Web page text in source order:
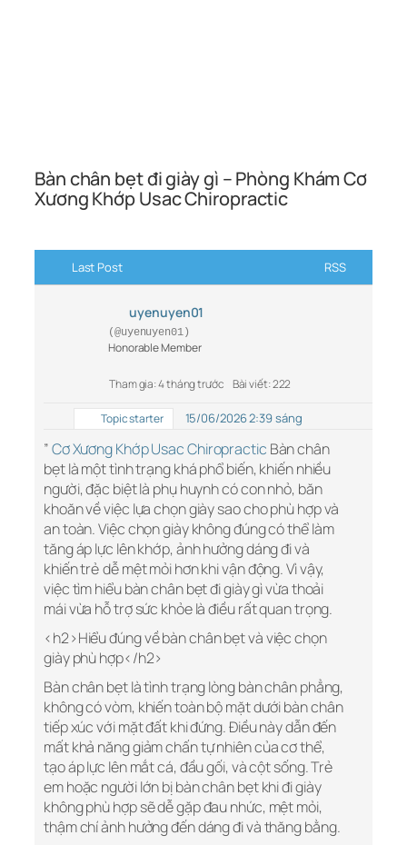
Bàn chân bẹt đi giày gì – Phòng Khám Cơ
Xương Khớp Usac Chiropractic
Last Post RSS
uyenuyen01
(@uyenuyen01)
Honorable Member
Tham gia: 4 tháng trước Bài viết: 222
Topic starter 15/06/2026 2:39 sáng
”Cơ Xương Khớp Usac Chiropractic Bàn chân
bẹt là một tình trạng khá phổ biến, khiến nhiều
người, đặc biệt là phụ huynh có con nhỏ, băn
khoăn về việc lựa chọn giày sao cho phù hợp và
an toàn. Việc chọn giày không đúng có thể làm
tăng áp lực lên khớp, ảnh hưởng dáng đi và
khiến trẻ dễ mệt mỏi hơn khi vận động. Vì vậy,
việc tìm hiểu bàn chân bẹt đi giày gì vừa thoải
mái vừa hỗ trợ sức khỏe là điều rất quan trọng.
<h2>Hiểu đúng về bàn chân bẹt và việc chọn
giày phù hợp</h2>
Bàn chân bẹt là tình trạng lòng bàn chân phẳng,
không có vòm, khiến toàn bộ mặt dưới bàn chân
tiếp xúc với mặt đất khi đứng. Điều này dẫn đến
mất khả năng giảm chấn tự nhiên của cơ thể,
tạo áp lực lên mắt cá, đầu gối, và cột sống. Trẻ
em hoặc người lớn bị bàn chân bẹt khi đi giày
không phù hợp sẽ dễ gặp đau nhức, mệt mỏi,
thậm chí ảnh hưởng đến dáng đi và thăng bằng.